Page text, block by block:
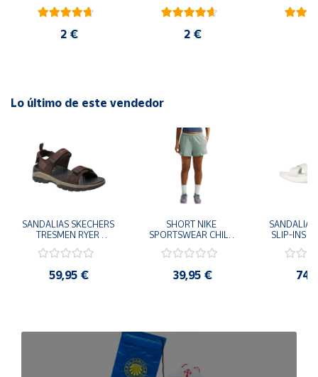
blanco
2 €
rojo
2 €
Lo último de este vendedor
SANDALIAS SKECHERS
TRESMEN RYER
205112-CHOC
COMODAS
59,95 €
SHORT NIKE
SPORTSWEAR CHILL
006 PANTALONES
39,95 €
SANDALIAS
SLIP-INS